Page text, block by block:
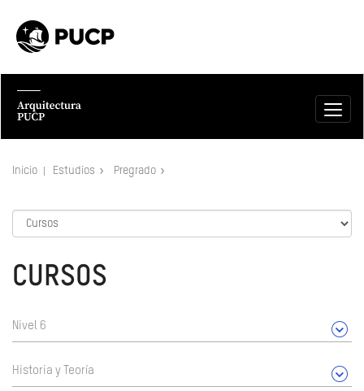
Inicio Estudios Pregrado
CURSOS
Nivel 6
Historia y Teoría